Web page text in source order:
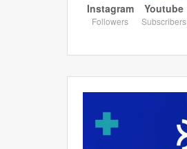
Youtube
Subscribers
Instagram
Followers